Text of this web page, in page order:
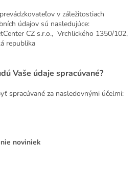
v záležitostiach
údajov sú nasledujúce:
CZ s.r.o., Vrchlického 1350/102,
republika
Vaše údaje spracúvané?
spracúvané za nasledovnými účelmi:
noviniek